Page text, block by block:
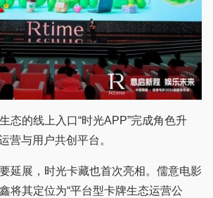
的线上入口“时光APP”完成角色升
营与用户共创平台。
展，时光卡藏也首次亮相。儒意电影
将其定位为“平台型卡牌生态运营公